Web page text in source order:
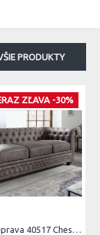
PRODUKTY
ZĽAVA -30%
Sedacia súprava 40517 Chesterfield 3-sedenie Vintage Šedá Taupe